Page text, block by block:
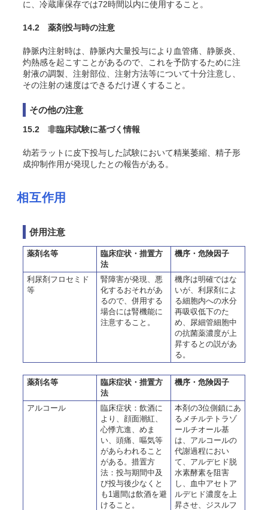
に、冷蔵庫保存では72時間以内に使用すること。
14.2 薬剤投与時の注意
静脈内注射時は、静脈内大量投与により血管痛、静脈炎、
灼熱感を起こすことがあるので、これを予防するために注
射液の調製、注射部位、注射方法等について十分注意し、
その注射の速度はできるだけ遅くすること。
その他の注意
15.2 非臨床試験に基づく情報
幼若ラットに皮下投与した試験において精巣萎縮、精子形
成抑制作用が発現したとの報告がある。
相互作用
併用注意
薬剤名等
臨床症状・措置方
法
機序・危険因子
利尿剤フロセミド
等
腎障害が発現、悪
化するおそれがあ
るので、併用する
場合には腎機能に
注意すること。
機序は明確ではな
いが、利尿剤によ
る細胞内への水分
再吸収低下のた
め、尿細管細胞中
の抗菌薬濃度が上
昇するとの説があ
る。
薬剤名等
臨床症状・措置方
法
機序・危険因子
アルコール
臨床症状：飲酒に
より、顔面潮紅、
心悸亢進、めま
い、頭痛、嘔気等
があらわれること
がある。措置方
法：投与期間中及
び投与後少なくと
も1週間は飲酒を避
けること。
本剤の3位側鎖にあ
るメチルテトラゾ
ールチオール基
は、アルコールの
代謝過程におい
て、アルデヒド脱
水素酵素を阻害
し、血中アセトア
ルデヒド濃度を上
昇させ、ジスルフ